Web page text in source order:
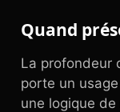
Quand
La profondeur
porte un
une logique